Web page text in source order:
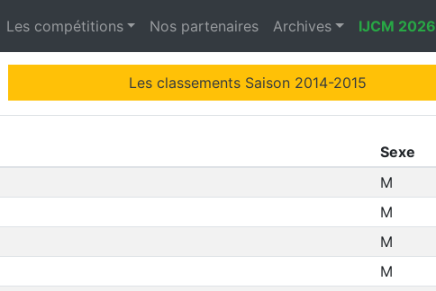
Les compétitions Nos partenaires Archives IJCM 2026
Les classements Saison 2014-2015
Sexe
M
M
M
M